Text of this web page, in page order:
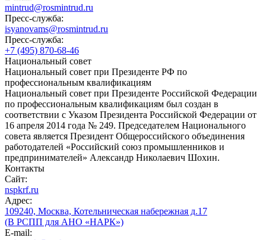
mintrud@rosmintrud.ru
Пресс-служба:
isyanovams@rosmintrud.ru
Пресс-служба:
+7 (495) 870-68-46
Национальный совет
Национальный совет при Президенте РФ по
профессиональным квалификациям
Национальный совет при Президенте Российской Федерации
по профессиональным квалификациям был создан в
соответствии с Указом Президента Российской Федерации от
16 апреля 2014 года № 249. Председателем Национального
совета является Президент Общероссийского объединения
работодателей «Российский союз промышленников и
предпринимателей» Александр Николаевич Шохин.
Контакты
Сайт:
nspkrf.ru
Адрес:
109240, Москва, Котельническая набережная д.17
(В РСПП для АНО «НАРК»)
E-mail: